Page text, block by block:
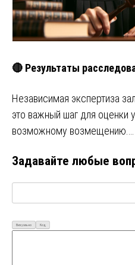
🔴 Результаты
Независимая экспертиза
это важный шаг для оценки
возможному возмещению.…
Задавайте любые
Визуально Код